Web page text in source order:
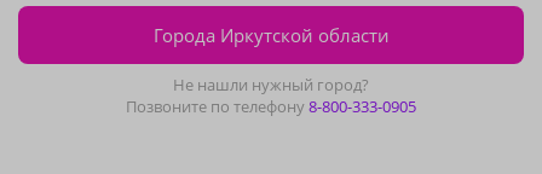
Города Иркутской области
Не нашли нужный город?
Позвоните по телефону8-800-333-0905